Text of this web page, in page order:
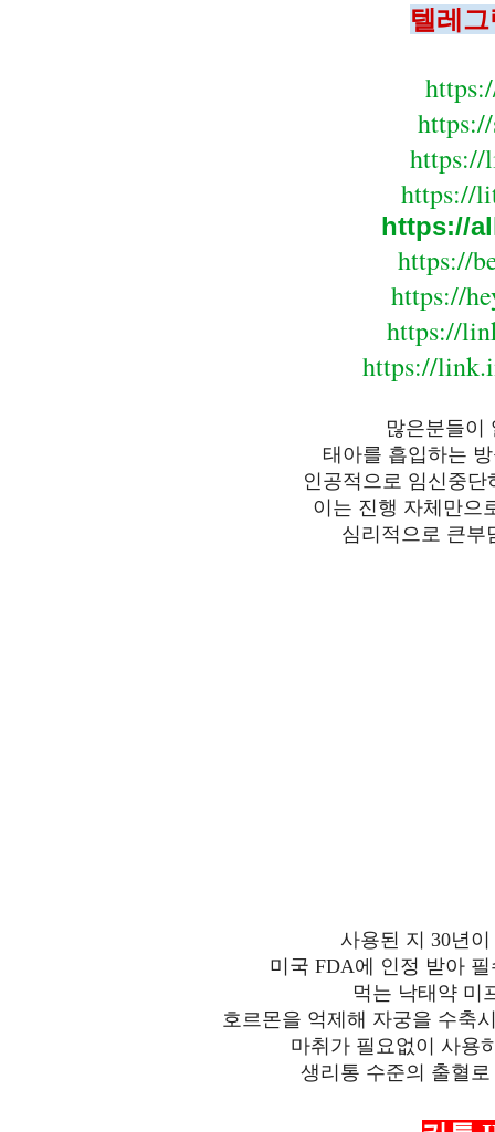
텔레
https://
https://
https://
https://
https://
https://
https://
많은분들이
태아를 흡입하는
인공적으로 임신중
이는 진행 자체만으
심리적으로 큰부
사용된 지 30년
미국 FDA에 인정 받아
먹는 낙태약 미
호르몬을 억제해 자궁을 수축
마취가 필요없이 사용
생리통 수준의 출혈